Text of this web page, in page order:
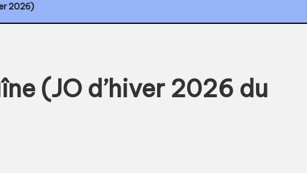
2026)
(JO d’hiver 2026 du